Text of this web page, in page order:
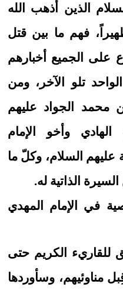
الذين أذهب الله
فهم ما بين قتل
الجميع أخبارهم
تلو الآخر، ومن
محمد الجواد عليهم
الهادي وأخو الإمام
عليهم السلام، وكلّ ما
الذاتية له.
للقاريء الكريم حتى
وسأوردها